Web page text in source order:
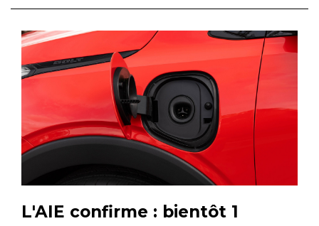
L'AIE confirme : bientôt 1